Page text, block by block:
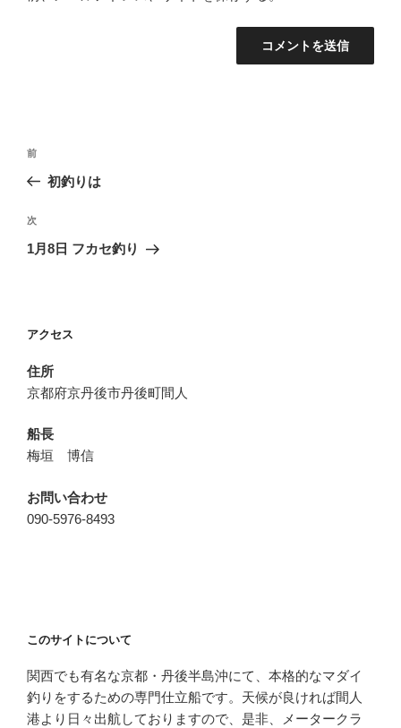
投
ビ
ゲ
ン
前
の
稿
前
初釣りは
次
の
次
1月8日 フカセ釣り
アクセス
住所
京都府京丹後市丹後町間人
船長
梅垣 博信
お問い合わせ
090-5976-8493
このサイトについて
関西でも有名な京都・丹後半島沖にて、本格的なマダイ
釣りをするための専門仕立船です。天候が良ければ間人
港より日々出航しておりますので、是非、メータークラ